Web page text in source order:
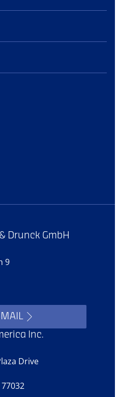
Drunck GmbH
9
MAIL
Inc.
Drive